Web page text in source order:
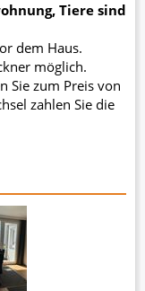
Tiere sind
dem Haus.
möglich.
Sie zum Preis von
zahlen Sie die